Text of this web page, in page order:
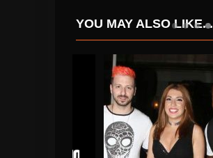
YOU MAY ALSO LIKE...